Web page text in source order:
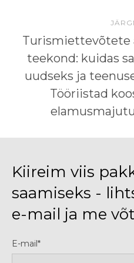
Turismiettevõtete
teekond: kuidas
uudseks ja
Tööriistad
Kiireim viis
saamiseks -
e-mail ja me
E-mail